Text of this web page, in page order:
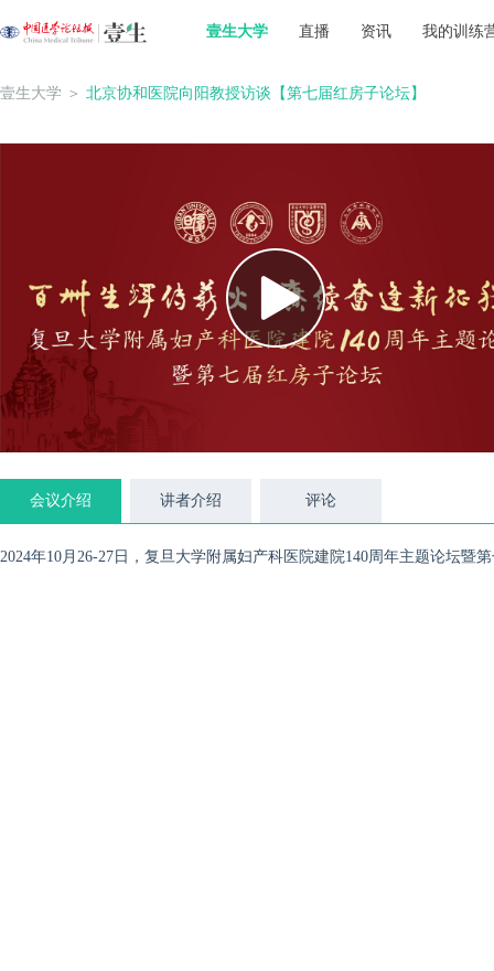
壹生大学 直播 资讯 我的训练
壹生大学 ＞ 北京协和医院向阳教授访谈【第七届红房子论坛】
会议介绍 讲者介绍 评论
2024年10月26-27日，复旦大学附属妇产科医院建院140周年主题论坛